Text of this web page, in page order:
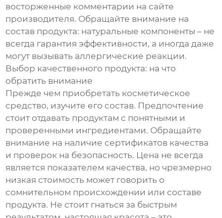
восторженные комментарии на сайте
производителя. Обращайте внимание на
состав продукта: натуральные компоненты – не
всегда гарантия эффективности, а иногда даже
могут вызывать аллергические реакции.
Выбор качественного продукта: на что
обратить внимание
Прежде чем приобретать косметическое
средство, изучите его состав. Предпочтение
стоит отдавать продуктам с понятными и
проверенными ингредиентами. Обращайте
внимание на наличие сертификатов качества
и проверок на безопасность. Цена не всегда
является показателем качества, но чрезмерно
низкая стоимость может говорить о
сомнительном происхождении или составе
продукта. Не стоит гнаться за быстрым